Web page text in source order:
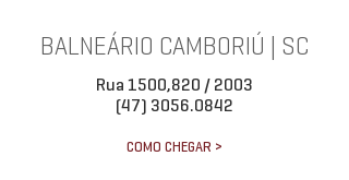
BALNEÁRIO CAMBORIÚ | SC
Rua 1500,820 / 2003
(47) 3056.0842
COMO CHEGAR >